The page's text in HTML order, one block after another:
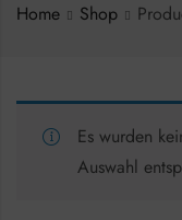
Home Shop
Es wurden
Auswahl